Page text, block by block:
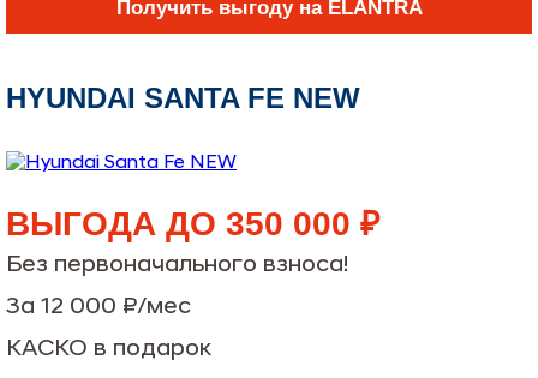
Получить выгоду на ELANTRA
HYUNDAI SANTA FE NEW
ВЫГОДА ДО 350 000 ₽
Без первоначального взноса!
За 12 000 ₽/мес
КАСКО в подарок